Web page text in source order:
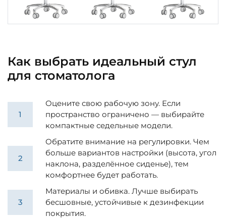
Как выбрать идеальный стул
для стоматолога
Оцените свою рабочую зону. Если
пространство ограничено — выбирайте
компактные седельные модели.
Обратите внимание на регулировки. Чем
больше вариантов настройки (высота, угол
наклона, разделённое сиденье), тем
комфортнее будет работать.
Материалы и обивка. Лучше выбирать
бесшовные, устойчивые к дезинфекции
покрытия.